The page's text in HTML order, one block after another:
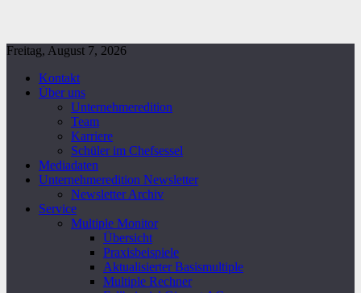
Freitag, August 7, 2026
Kontakt
Über uns
Unternehmeredition
Team
Karriere
Schüler im Chefsessel
Mediadaten
Unternehmeredition Newsletter
Newsletter Archiv
Service
Multiple Monitor
Übersicht
Praxisbeispiele
Aktualisierter Basismultiple
Multiple Rechner